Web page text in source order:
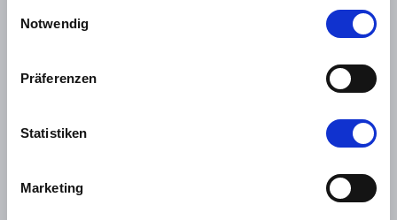
Notwendig
Präferenzen
Statistiken
Marketing
Lieferverträge und darüber hinaus.
Ihr Partner wenn es um
günstigen Energieeinkauf und